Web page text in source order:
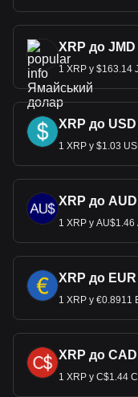
XRP до JMD
1 XRP у $163.14
XRP до USD
1 XRP у $1.03
XRP до AUD
1 XRP у AU$1.46
XRP до EUR
1 XRP у €0.8911
XRP до CAD
1 XRP у C$1.44